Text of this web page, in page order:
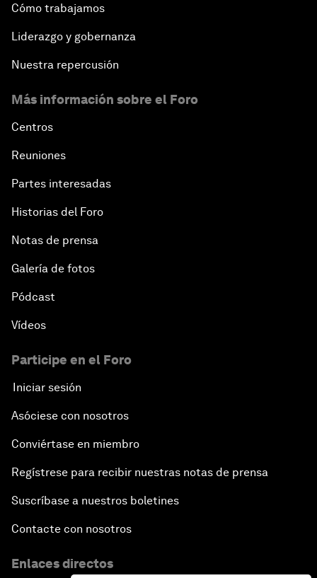
Cómo trabajamos
Liderazgo y gobernanza
Nuestra repercusión
Más información sobre el Foro
Centros
Reuniones
Partes interesadas
Historias del Foro
Notas de prensa
Galería de fotos
Pódcast
Vídeos
Participe en el Foro
Iniciar sesión
Asóciese con nosotros
Conviértase en miembro
Regístrese para recibir nuestras notas de prensa
Suscríbase a nuestros boletines
Contacte con nosotros
Enlaces directos